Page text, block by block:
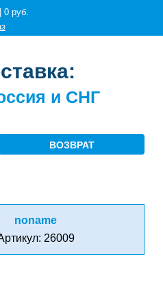
0руб.
и СНГ
ВОЗВРАТ
noname
26009